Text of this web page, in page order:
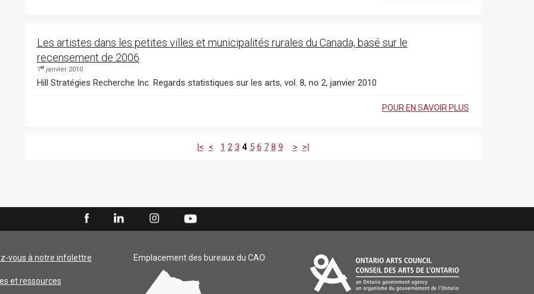
Les artistes dans les petites villes et municipalités rurales du Canada, basé sur le
recensement de 2006
1 erjanvier 2010
Hill Stratégies Recherche Inc. Regards statistiques sur les arts, vol. 8, no 2, janvier 2010
POUR EN SAVOIR PLUS
|< < 1 2 3 4 5 6 7 8 9 > >|
vous à notre infolettre
et ressources
Emplacement des bureaux du CAO